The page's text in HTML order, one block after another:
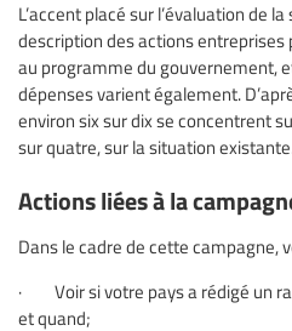
L’accent placé sur l’évaluation de
description des actions
au programme du gouvernement,
dépenses varient également.
environ six sur dix se concentrent
sur quatre, sur la situation
Actions liées à la
Dans le cadre de cette campagne,
· Voir si votre pays a rédigé un
et quand;